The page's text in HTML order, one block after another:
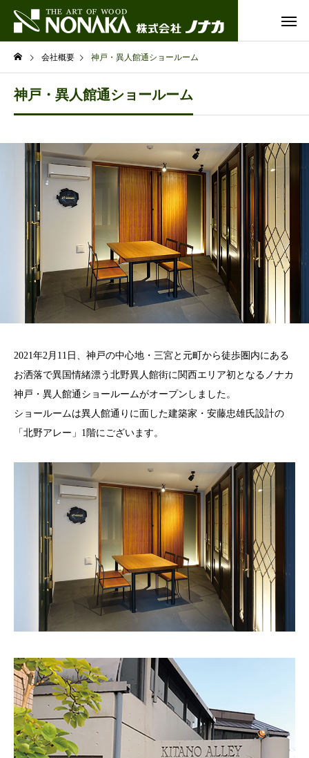
会社概要 神戸・異人館通ショールーム
神戸・異人館通ショールーム
2021年2月11日、神戸の中心地・三宮と元町から徒歩圏内にある
お洒落で異国情緒漂う北野異人館街に関西エリア初となるノナカ
神戸・異人館通ショールームがオープンしました。
ショールームは異人館通りに面した建築家・安藤忠雄氏設計の
「北野アレー」1階にございます。